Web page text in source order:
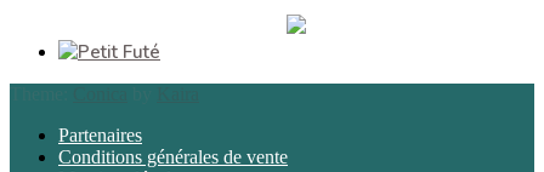
Partenaires
Conditions générales de vente